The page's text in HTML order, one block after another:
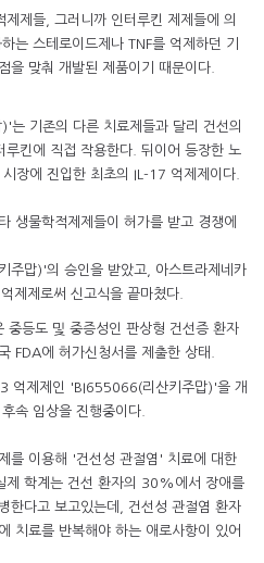
제들, 그러니까 인터루킨 제제들에 의
는 스테로이드제나 TNF를 억제하던 기
을 맞춰 개발된 제품이기 때문이다.
는 기존의 다른 치료제들과 달리 건선의
킨에 직접 작용한다. 뒤이어 등장한 노
장에 진입한 최초의 IL-17 억제제이다.
생물학적제제들이 허가를 받고 경쟁에
주맙)'의 승인을 받았고, 아스트라제네카
제제로써 신고식을 끝마쳤다.
등도 및 중증성인 판상형 건선증 환자
FDA에 허가신청서를 제출한 상태.
억제제인 'BI655066(리산키주맙)'을 개
속 임상을 진행중이다.
를 이용해 '건선성 관절염' 치료에 대한
제 학계는 건선 환자의 30%에서 장애를
한다고 보고있는데, 건선성 관절염 환자
치료를 반복해야 하는 애로사항이 있어